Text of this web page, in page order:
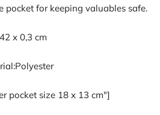
pocket for keeping valuables safe.
x 0,3 cm
Polyester
pocket size 18 x 13 cm"]